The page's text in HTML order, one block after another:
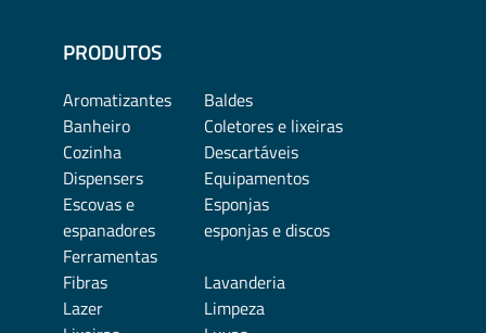
PRODUTOS
Aromatizantes
Baldes
Banheiro
Coletores e lixeiras
Cozinha
Descartáveis
Dispensers
Equipamentos
Escovas e
espanadores
Esponjas
esponjas e discos
Ferramentas
Fibras
Lavanderia
Lazer
Limpeza